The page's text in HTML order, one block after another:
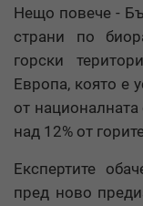
Нещо повече -
страни по
горски
Европа, която е
от
над 12% от
Експертите
пред ново